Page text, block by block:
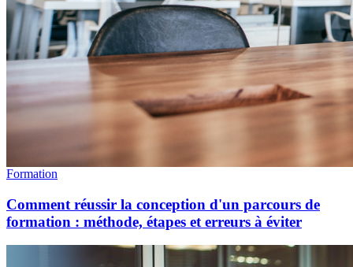
Formation
Comment réussir la conception d'un parcours de
formation : méthode, étapes et erreurs à éviter